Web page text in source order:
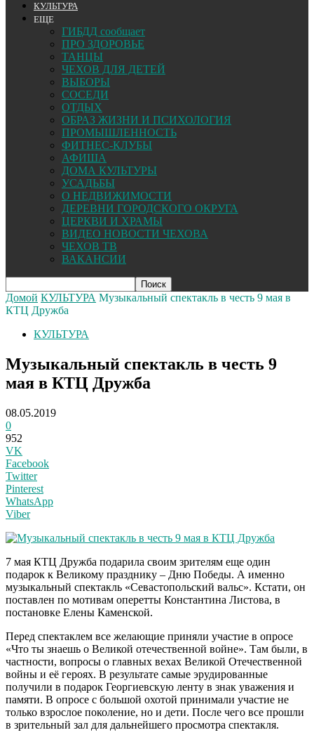
КУЛЬТУРА
ЕЩЕ
ГИБДД сообщает
ПРО ЗДОРОВЬЕ
ТАНЦЫ
ЧЕХОВ ДЛЯ ДЕТЕЙ
ВЫБОРЫ
СОСЕДИ
ОТДЫХ
ОБРАЗ ЖИЗНИ И ПСИХОЛОГИЯ
ПРОМЫШЛЕННОСТЬ
ФИТНЕС-КЛУБЫ
АФИША
ДОМА КУЛЬТУРЫ
УСАДЬБЫ
О НЕДВИЖИМОСТИ
ДЕРЕВНИ ГОРОДСКОГО ОКРУГА
ЦЕРКВИ И ХРАМЫ
ВИДЕО НОВОСТИ ЧЕХОВА
ЧЕХОВ ТВ
ВАКАНСИИ
Домой КУЛЬТУРА Музыкальный спектакль в честь 9 мая в
КТЦ Дружба
КУЛЬТУРА
Музыкальный спектакль в честь 9
мая в КТЦ Дружба
08.05.2019
0
952
VK
Facebook
Twitter
Pinterest
WhatsApp
Viber
7 мая КТЦ Дружба подарила своим зрителям еще один
подарок к Великому празднику – Дню Победы. А именно
музыкальный спектакль «Севастопольский вальс». Кстати, он
поставлен по мотивам оперетты Константина Листова, в
постановке Елены Каменской.
Перед спектаклем все желающие приняли участие в опросе
«Что ты знаешь о Великой отечественной войне». Там были, в
частности, вопросы о главных вехах Великой Отечественной
войны и её героях. В результате самые эрудированные
получили в подарок Георгиевскую ленту в знак уважения и
памяти. В опросе с большой охотой принимали участие не
только взрослое поколение, но и дети. После чего все прошли
в зрительный зал для дальнейшего просмотра спектакля.